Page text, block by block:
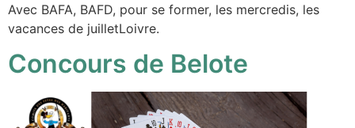
Avec BAFA, BAFD, pour se former, les mercredis, les
vacances de juilletLoivre.
Concours de Belote